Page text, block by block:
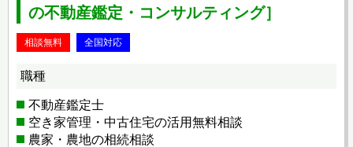
の不動産鑑定・コンサルティング］
相談無料 全国対応
職種
不動産鑑定士
空き家管理・中古住宅の活用無料相談
農家・農地の相続相談